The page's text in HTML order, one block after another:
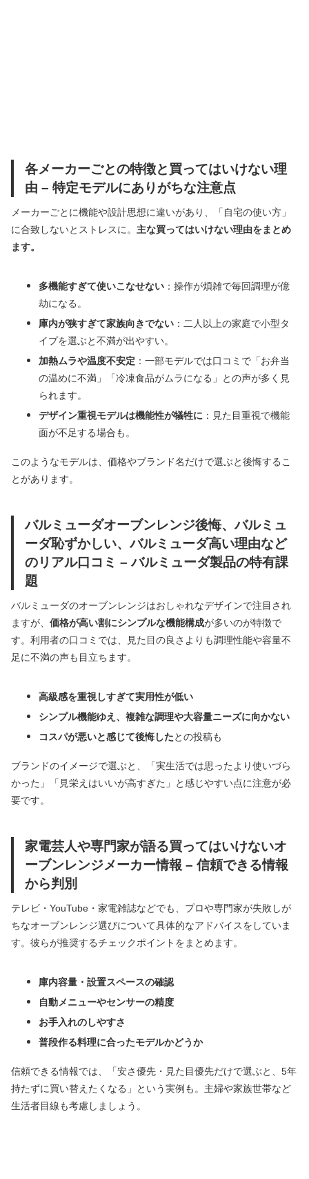
各メーカーごとの特徴と買ってはいけない理
由 – 特定モデルにありがちな注意点
メーカーごとに機能や設計思想に違いがあり、「自宅の使い方」
に合致しないとストレスに。 主な買ってはいけない理由をまとめ
ます。
多機能すぎて使いこなせない ：操作が煩雑で毎回調理が億
劫になる。
庫内が狭すぎて家族向きでない ：二人以上の家庭で小型タ
イプを選ぶと不満が出やすい。
加熱ムラや温度不安定 ：一部モデルでは口コミで「お弁当
の温めに不満」「冷凍食品がムラになる」との声が多く見
られます。
デザイン重視モデルは機能性が犠牲に ：見た目重視で機能
面が不足する場合も。
このようなモデルは、価格やブランド名だけで選ぶと後悔するこ
とがあります。
バルミューダオーブンレンジ後悔、バルミュ
ーダ恥ずかしい、バルミューダ高い理由など
のリアル口コミ – バルミューダ製品の特有課
題
バルミューダのオーブンレンジはおしゃれなデザインで注目され
ますが、 価格が高い割にシンプルな機能構成が多いのが特徴で
す。利用者の口コミでは、見た目の良さよりも調理性能や容量不
足に不満の声も目立ちます。
高級感を重視しすぎて実用性が低い
シンプル機能ゆえ、複雑な調理や大容量ニーズに向かない
コスパが悪いと感じて後悔したとの投稿も
ブランドのイメージで選ぶと、「実生活では思ったより使いづら
かった」「見栄えはいいが高すぎた」と感じやすい点に注意が必
要です。
家電芸人や専門家が語る買ってはいけないオ
ーブンレンジメーカー情報 – 信頼できる情報
から判別
テレビ・YouTube・家電雑誌などでも、プロや専門家が失敗しが
ちなオーブンレンジ選びについて具体的なアドバイスをしていま
す。彼らが推奨するチェックポイントをまとめます。
庫内容量・設置スペースの確認
自動メニューやセンサーの精度
お手入れのしやすさ
普段作る料理に合ったモデルかどうか
信頼できる情報では、「安さ優先・見た目優先だけで選ぶと、5年
持たずに買い替えたくなる」という実例も。主婦や家族世帯など
生活者目線も考慮しましょう。